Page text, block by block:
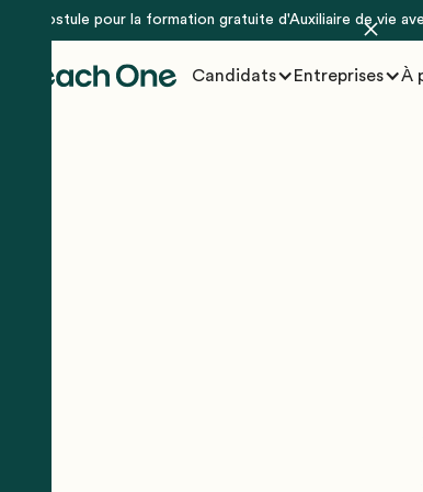
Postule pour la formation gratuite d'Auxiliaire de vie
Candidats Entreprises À